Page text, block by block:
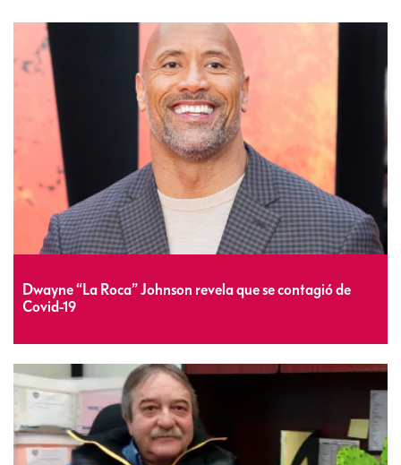
Dwayne “La Roca” Johnson revela que se contagió de
Covid-19